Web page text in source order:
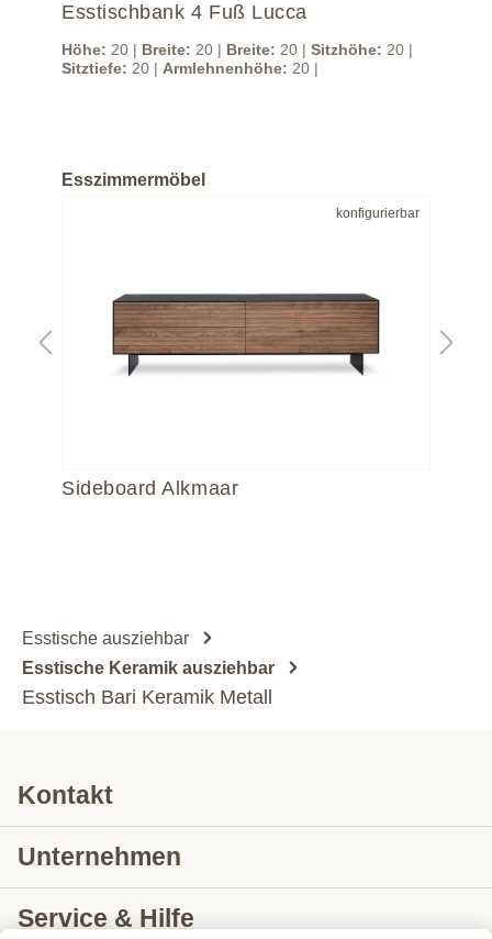
Esstischbank 4 Fuß Lucca
Höhe: 20 | Breite: 20 | Breite: 20 | Sitzhöhe: 20 |
Sitztiefe: 20 | Armlehnenhöhe: 20 |
Esszimmermöbel
konfigurierbar
Sideboard Alkmaar
Esstische ausziehbar
Esstische Keramik ausziehbar
Esstisch Bari Keramik Metall
Kontakt
Unternehmen
Service & Hilfe